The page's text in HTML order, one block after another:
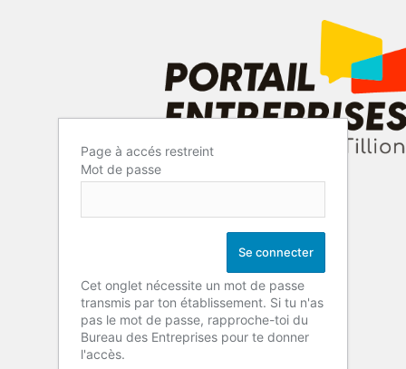
Page à accés restreint
Mot de passe
Cet onglet nécessite un mot de passe
transmis par ton établissement. Si tu n'as
pas le mot de passe, rapproche-toi du
Bureau des Entreprises pour te donner
l'accès.